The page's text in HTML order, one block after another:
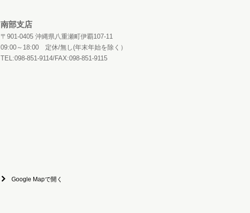
南部支店
〒901-0405 沖縄県八重瀬町伊覇107-11
09:00～18:00 定休/無し(年末年始を除く）
TEL:098-851-9114/FAX:098-851-9115
Google Mapで開く